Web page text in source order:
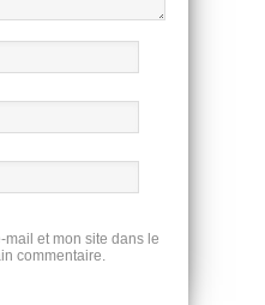
mail et mon site dans le
commentaire.